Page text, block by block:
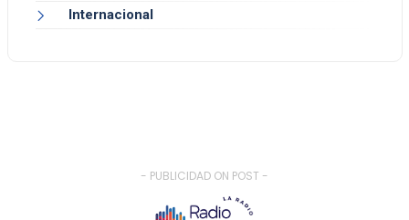
Internacional
- PUBLICIDAD ON POST -